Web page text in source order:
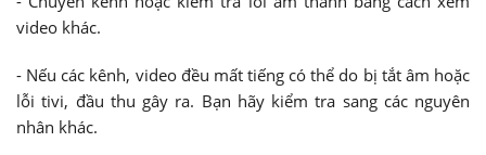
video khác.
- Nếu các kênh, video đều mất tiếng có thể do bị tắt âm hoặc
lỗi tivi, đầu thu gây ra. Bạn hãy kiểm tra sang các nguyên
nhân khác.